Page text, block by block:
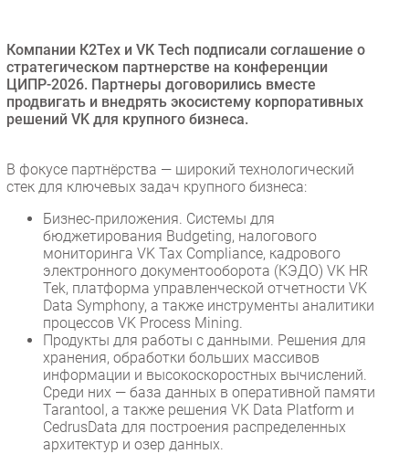
CIO/Управление ИТ
Гаджеты
Здоровье
Новости
Аналитика
Интервью
Мероприятия
Проекты
IT класс
Тестовый стенд
Каталог компаний
Компании К2Тех и VK Tech подписали соглашение о
стратегическом партнерстве на конференции
ЦИПР-2026. Партнеры договорились вместе
продвигать и внедрять экосистему корпоративных
решений VK для крупного бизнеса.
В фокусе партнёрства — широкий технологический
стек для ключевых задач крупного бизнеса:
Бизнес-приложения. Системы для
бюджетирования Budgeting, налогового
мониторинга VK Tax Compliance, кадрового
электронного документооборота (КЭДО) VK HR
Tek, платформа управленческой отчетности VK
Data Symphony, а также инструменты аналитики
процессов VK Process Mining.
Продукты для работы с данными. Решения для
хранения, обработки больших массивов
информации и высокоскоростных вычислений.
Среди них — база данных в оперативной памяти
Tarantool, а также решения VK Data Platform и
CedrusData для построения распределенных
архитектур и озер данных.